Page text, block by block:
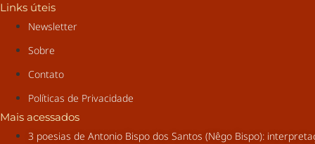
Links úteis
Newsletter
Sobre
Contato
Políticas de Privacidade
Mais acessados
3 poesias de Antonio Bispo dos Santos (Nêgo Bispo):